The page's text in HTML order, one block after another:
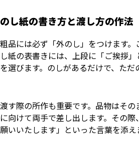
のし紙の書き方と渡し方の作法
粗品には必ず「外のし」をつけます
し紙の表書きには、上段に「ご挨拶
を選びます。のしがあるだけで、た
渡す際の所作も重要です。品物はそ
に向けて両手で差し出します。その
願いいたします」といった言葉を添